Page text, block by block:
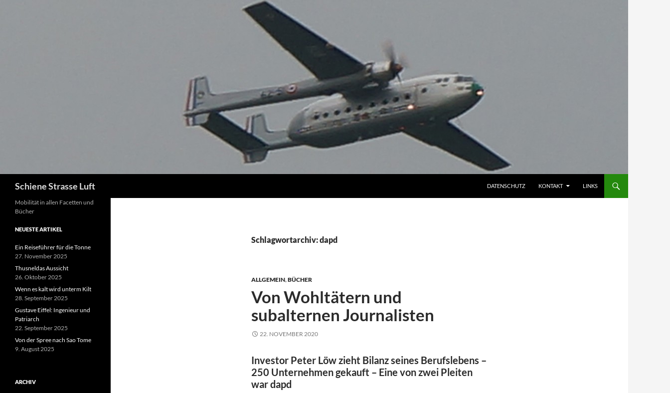
Schiene Strasse Luft DATENSCHUTZ KONTAKT LINKS
Schlagwortarchiv: dapd
ALLGEMEIN,BÜCHER
Von Wohltätern und
subalternen Journalisten
22. NOVEMBER 2020
Investor Peter Löw zieht Bilanz seines Berufslebens –
250 Unternehmen gekauft – Eine von zwei Pleiten
war dapd
Mobilität in allen Facetten und
Bücher
NEUESTE ARTIKEL
Ein Reiseführer für die Tonne
27. November 2025
Thusneldas Aussicht
26. Oktober 2025
Wenn es kalt wird unterm Kilt
28. September 2025
Gustave Eiffel: Ingenieur und
Patriarch
22. September 2025
Von der Spree nach Sao Tome
9. August 2025
ARCHIV